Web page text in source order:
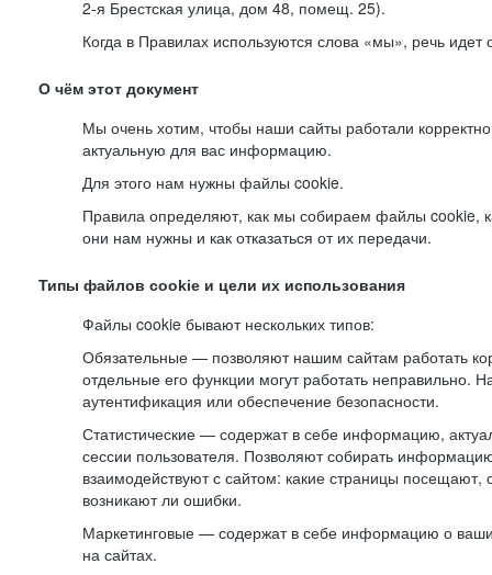
2-я Брестская улица, дом 48, помещ. 25).
Когда в Правилах используются слова «мы», речь
О чём этот документ
Мы очень хотим, чтобы наши сайты работали
актуальную для вас информацию.
Для этого нам нужны файлы cookie.
Правила определяют, как мы собираем файлы cookie,
они нам нужны и как отказаться от их передачи.
Типы файлов cookie и цели их использования
Файлы cookie бывают нескольких типов:
Обязательные — позволяют нашим сайтам работать
отдельные его функции могут работать неправильно.
аутентификация или обеспечение безопасности.
Статистические — содержат в себе информацию,
сессии пользователя. Позволяют собирать
взаимодействуют с сайтом: какие страницы посещают,
возникают ли ошибки.
Маркетинговые — содержат в себе информацию о
на сайтах.